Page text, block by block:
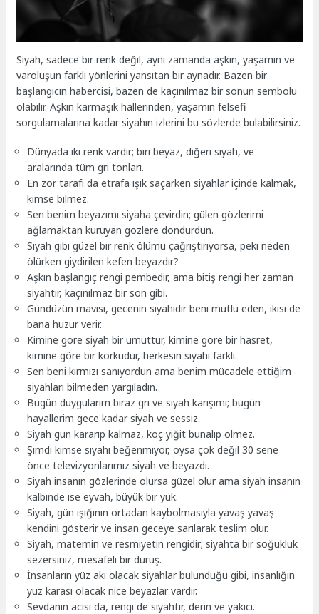
Siyah, sadece bir renk değil, aynı zamanda aşkın, yaşamın ve
varoluşun farklı yönlerini yansıtan bir aynadır. Bazen bir
başlangıcın habercisi, bazen de kaçınılmaz bir sonun sembolü
olabilir. Aşkın karmaşık hallerinden, yaşamın felsefi
sorgulamalarına kadar siyahın izlerini bu sözlerde bulabilirsiniz.
Dünyada iki renk vardır; biri beyaz, diğeri siyah, ve
aralarında tüm gri tonları.
En zor tarafı da etrafa ışık saçarken siyahlar içinde kalmak,
kimse bilmez.
Sen benim beyazımı siyaha çevirdin; gülen gözlerimi
ağlamaktan kuruyan gözlere döndürdün.
Siyah gibi güzel bir renk ölümü çağrıştırıyorsa, peki neden
ölürken giydirilen kefen beyazdır?
Aşkın başlangıç rengi pembedir, ama bitiş rengi her zaman
siyahtır, kaçınılmaz bir son gibi.
Gündüzün mavisi, gecenin siyahıdır beni mutlu eden, ikisi de
bana huzur verir.
Kimine göre siyah bir umuttur, kimine göre bir hasret,
kimine göre bir korkudur, herkesin siyahı farklı.
Sen beni kırmızı sanıyordun ama benim mücadele ettiğim
siyahları bilmeden yargıladın.
Bugün duygularım biraz gri ve siyah karışımı; bugün
hayallerim gece kadar siyah ve sessiz.
Siyah gün kararıp kalmaz, koç yiğit bunalıp ölmez.
Şimdi kimse siyahı beğenmiyor, oysa çok değil 30 sene
önce televizyonlarımız siyah ve beyazdı.
Siyah insanın gözlerinde olursa güzel olur ama siyah insanın
kalbinde ise eyvah, büyük bir yük.
Siyah, gün ışığının ortadan kaybolmasıyla yavaş yavaş
kendini gösterir ve insan geceye sarılarak teslim olur.
Siyah, matemin ve resmiyetin rengidir; siyahta bir soğukluk
sezersiniz, mesafeli bir duruş.
İnsanların yüz akı olacak siyahlar bulunduğu gibi, insanlığın
yüz karası olacak nice beyazlar vardır.
Sevdanın acısı da, rengi de siyahtır, derin ve yakıcı.